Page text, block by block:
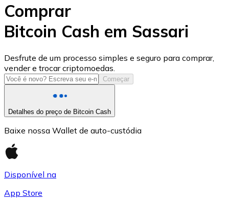
USD Coin
USDC
Comprar
Bitcoin Cash em Sassari
Desfrute de um processo simples e seguro para comprar,
vender e trocar criptomoedas.
Começar
Detalhes do preço de Bitcoin Cash
Baixe nossa Wallet de auto-custódia
Disponível na
App Store